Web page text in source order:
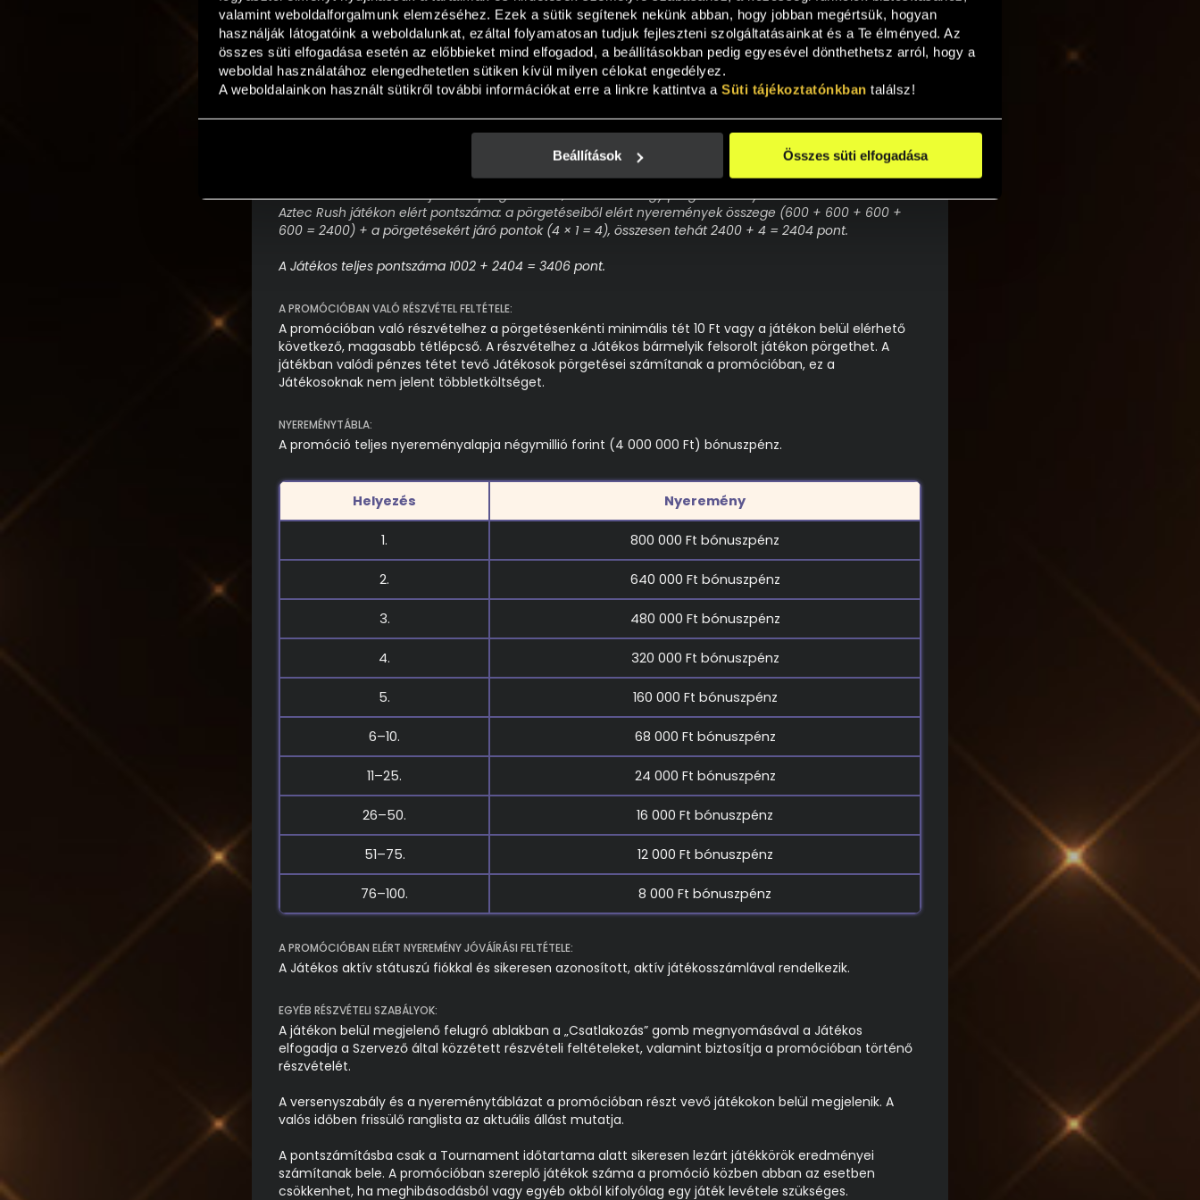
valamint weboldalforgalmunk elemzéséhez. Ezek a sütik segítenek nekünk abban, hogy jobban megértsük, hogyan
használják látogatóink a weboldalunkat, ezáltal folyamatosan tudjuk fejleszteni szolgáltatásainkat és a Te élményed. Az
összes süti elfogadása esetén az előbbieket mind elfogadod, a beállításokban pedig egyesével dönthethetsz arról, hogy a
weboldal használatához elengedhetetlen sütiken kívül milyen célokat engedélyez.
A weboldalainkon használt sütikről további információkat erre a linkre kattintva a Süti tájékoztatónkban találsz!
Beállítások Összes süti elfogadása
A promócióban a pontszámítás alapja a kiválasztott játékokon elért minden nyeremény összesített
értéke és a pörgetések darabszáma.
Példa:
Tételezzük fel, hogy a Játékos a promócióban szereplő játékok közül csak kettőn játszik.
A Játékos a 40 Burning Hot Bell Link játékon pörget 2-szer, és mindkét pörgetéssel nyer 500 Ft-ot. A
Játékos 40 Burning Hot Bell Link játékon elért pontszáma: a pörgetéseiből elért nyeremények összege
(500 + 500 = 1000) + a pörgetésekért járó pontok (2 × 1 = 2), összesen tehát 1000 + 2 = 1002 pont.
A Játékos az Aztec Rush játékon pörget 4-szer, és mind a négy pörgetéssel nyer 600 Ft-ot. A Játékos
Aztec Rush játékon elért pontszáma: a pörgetéseiből elért nyeremények összege (600 + 600 + 600 +
600 = 2400) + a pörgetésekért járó pontok (4 × 1 = 4), összesen tehát 2400 + 4 = 2404 pont.
A Játékos teljes pontszáma 1002 + 2404 = 3406 pont.
A PROMÓCIÓBAN VALÓ RÉSZVÉTEL FELTÉTELE:
A promócióban való részvételhez a pörgetésenkénti minimális tét 10 Ft vagy a játékon belül elérhető
következő, magasabb tétlépcső. A részvételhez a Játékos bármelyik felsorolt játékon pörgethet. A
játékban valódi pénzes tétet tevő Játékosok pörgetései számítanak a promócióban, ez a
Játékosoknak nem jelent többletköltséget.
NYEREMÉNYTÁBLA:
A promóció teljes nyereményalapja négymillió forint (4 000 000 Ft) bónuszpénz.
Helyezés Nyeremény
1. 800 000 Ft bónuszpénz
2. 640 000 Ft bónuszpénz
3. 480 000 Ft bónuszpénz
4. 320 000 Ft bónuszpénz
5. 160 000 Ft bónuszpénz
6–10. 68 000 Ft bónuszpénz
11–25. 24 000 Ft bónuszpénz
26–50. 16 000 Ft bónuszpénz
51–75. 12 000 Ft bónuszpénz
76–100. 8 000 Ft bónuszpénz
A PROMÓCIÓBAN ELÉRT NYEREMÉNY JÓVÁÍRÁSI FELTÉTELE:
A Játékos aktív státuszú fiókkal és sikeresen azonosított, aktív játékosszámlával rendelkezik.
EGYÉB RÉSZVÉTELI SZABÁLYOK:
A játékon belül megjelenő felugró ablakban a „Csatlakozás” gomb megnyomásával a Játékos
elfogadja a Szervező által közzétett részvételi feltételeket, valamint biztosítja a promócióban történő
részvételét.
A versenyszabály és a nyereménytáblázat a promócióban részt vevő játékokon belül megjelenik. A
valós időben frissülő ranglista az aktuális állást mutatja.
A pontszámításba csak a Tournament időtartama alatt sikeresen lezárt játékkörök eredményei
számítanak bele. A promócióban szereplő játékok száma a promóció közben abban az esetben
csökkenhet, ha meghibásodásból vagy egyéb okból kifolyólag egy játék levétele szükséges.